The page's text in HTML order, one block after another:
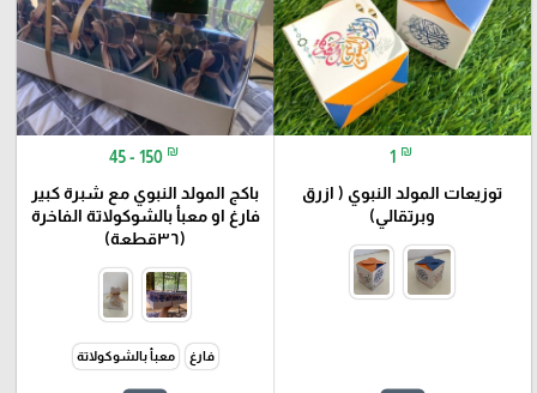
1 ₪
توزيعات المولد النبوي ( ازرق
وبرتقالي)
45 - 150 ₪
باكج المولد النبوي مع شبرة كبير
فارغ او معبأ بالشوكولاتة الفاخرة
(٣٦قطعة)
فارغ معبأ بالشوكولاتة